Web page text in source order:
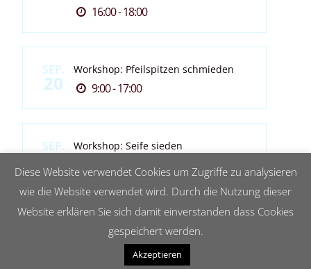
16:00 - 18:00
SEP.
20
Workshop: Pfeilspitzen schmieden
9:00 - 17:00
SEP.
20
Workshop: Seife sieden
13:00 - 17:00
Diese Website verwendet Cookies um Zugriffe zu analysieren
wie die Website verwendet wird. Durch die Nutzung dieser
Website erklären Sie sich damit einverstanden dass Cookies
gespeichert werden.
Akzeptieren